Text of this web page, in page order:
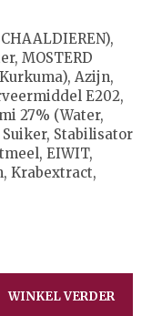
MOSTERD
Azijn,
E202,
27% (Water,
Suiker, Stabilisator
EIWIT,
Krabextract,
WINKEL VERDER